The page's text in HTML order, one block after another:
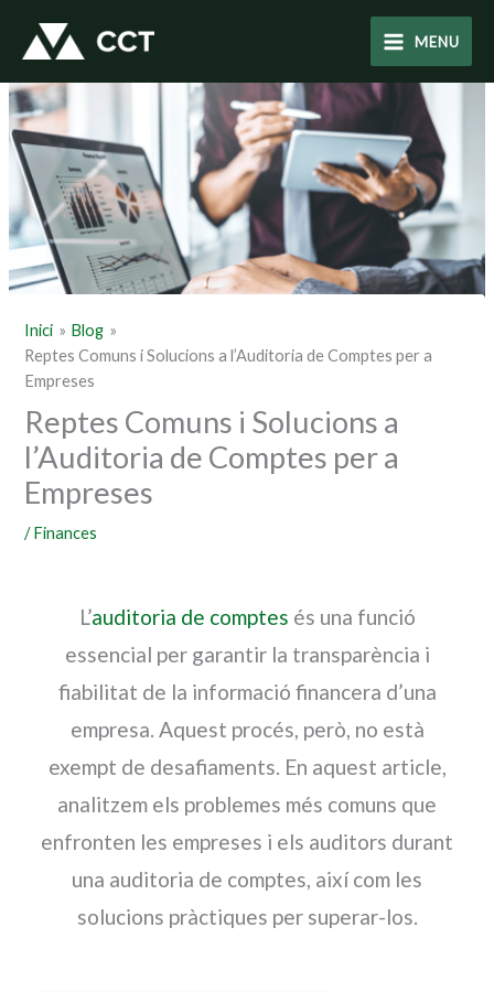
contingut
MENU
Inici
Blog
Reptes Comuns i Solucions a l’Auditoria de Comptes per a
Empreses
Reptes Comuns i Solucions a
l’Auditoria de Comptes per a
Empreses
/Finances
L’auditoria de comptes és una funció
essencial per garantir la transparència i
fiabilitat de la informació financera d’una
empresa. Aquest procés, però, no està
exempt de desafiaments. En aquest article,
analitzem els problemes més comuns que
enfronten les empreses i els auditors durant
una auditoria de comptes, així com les
solucions pràctiques per superar-los.